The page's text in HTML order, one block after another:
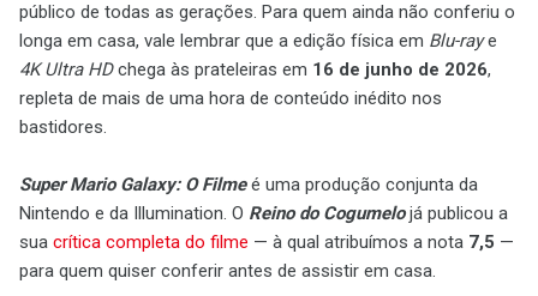
público de todas as gerações. Para quem ainda não conferiu o
longa em casa, vale lembrar que a edição física em Blu-raye
4K Ultra HDchega às prateleiras em 16 de junho de 2026,
repleta de mais de uma hora de conteúdo inédito nos
bastidores.
Super Mario Galaxy: O Filmeé uma produção conjunta da
Nintendo e da Illumination. O Reino do Cogumelojá publicou a
sua crítica completa do filme — à qual atribuímos a nota 7,5 —
para quem quiser conferir antes de assistir em casa.